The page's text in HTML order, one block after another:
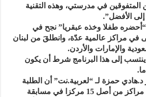
في مدرستي، وهذه التقنية
الأفضل”.
طفلا وخذه عبقريا” نجح في
في مراكز عالمية عدّة، وانطلقَ من لبنان
والإمارات والأردن.
إلى هذا البرنامج شرط أن يكون
حمزة لـ “لعربية.نت” أن الطلبة
اللبنانيين تبوأوا أول8 مراكز من أصل 15 مركزا في مسابقة